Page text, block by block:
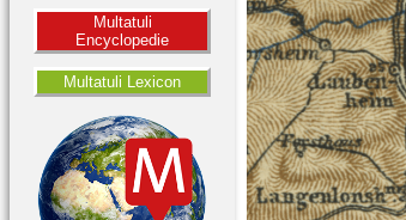
Multatuli
Encyclopedie
Multatuli Lexicon